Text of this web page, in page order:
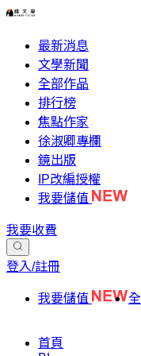
最新消息
文學新聞
全部作品
排行榜
焦點作家
徐淑卿專欄
鏡出版
IP改編授權
我要儲值
我要收費
登入/註冊
我要儲值
首頁